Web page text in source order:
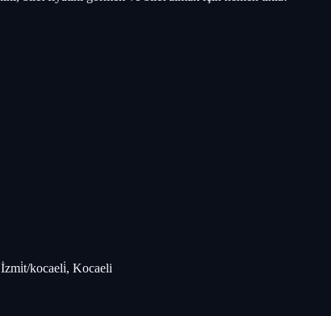
kocaeli̇, Kocaeli